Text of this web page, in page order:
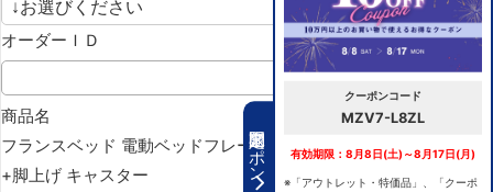
期間限定クーポン
クーポンコード
MZV7-L8ZL
有効期限：8月8日(土)～8月17日(月)
※「アウトレット・特価品」、「クーポ
オーダーＩＤ
商品名
フランスベッド 電動ベッドフレーム グランサス GS-07C 背上げ
+脚上げ キャスター